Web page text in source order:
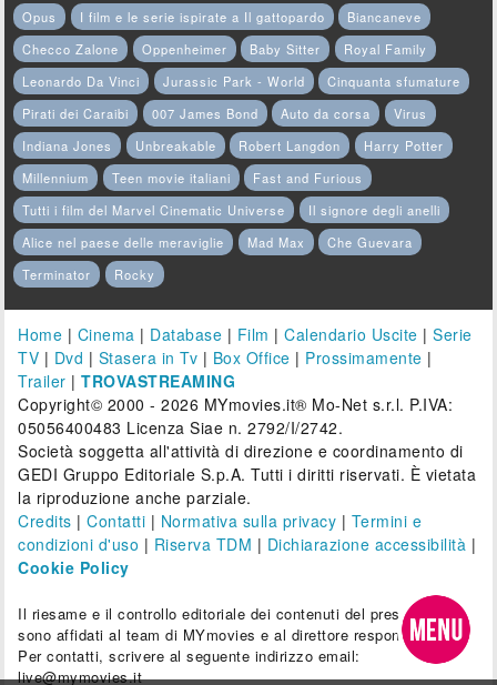
Opus
I film e le serie ispirate a Il gattopardo
Biancaneve
Checco Zalone
Oppenheimer Baby Sitter
Royal Family
Leonardo Da Vinci
Jurassic Park - World
Cinquanta sfumature
Pirati dei Caraibi
007 James Bond Auto da corsa
Virus
Indiana Jones
Unbreakable Robert Langdon
Harry Potter
Millennium
Teen movie italiani
Fast and Furious
Tutti i film del Marvel Cinematic Universe
Il signore degli anelli
Alice nel paese delle meraviglie
Mad Max
Che Guevara
Terminator
Rocky
Home | Cinema | Database | Film |Calendario Uscite |Serie
TV | Dvd | Stasera in Tv | Box Office | Prossimamente |
Trailer |TROVASTREAMING
Copyright© 2000 - 2026 MYmovies.it® Mo-Net s.r.l. P.IVA:
05056400483 Licenza Siae n. 2792/I/2742.
Società soggetta all'attività di direzione e coordinamento di
GEDI Gruppo Editoriale S.p.A. Tutti i diritti riservati. È vietata
la riproduzione anche parziale.
Credits |Contatti | Normativa sulla privacy | Termini e
condizioni d'uso | Riserva TDM | Dichiarazione accessibilità |
Cookie Policy
Il riesame e il controllo editoriale dei contenuti del presente sito
sono affidati al team di MYmovies e al direttore responsabile.
Per contatti, scrivere al seguente indirizzo email:
live@mymovies.it